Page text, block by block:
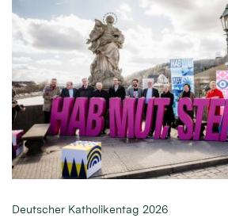
Deutscher Katholikentag 2026